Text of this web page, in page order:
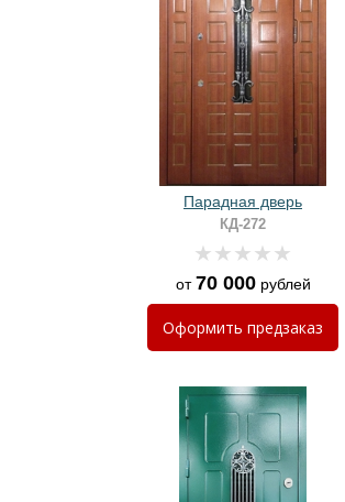
Парадная дверь
КД-272
от70 000рублей
Оформить предзаказ